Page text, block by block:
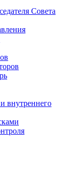
Совета
внутреннего